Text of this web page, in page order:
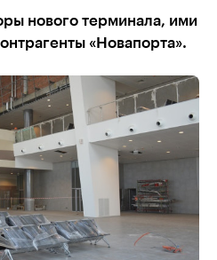
нового терминала, ими
«Новапорта».